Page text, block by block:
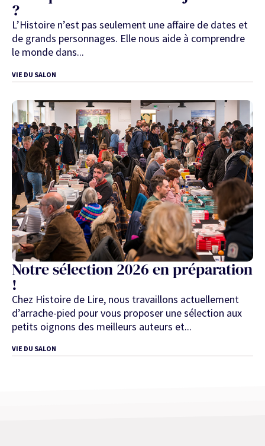
?
L’Histoire n’est pas seulement une affaire de dates et
de grands personnages. Elle nous aide à comprendre
le monde dans...
VIE DU SALON
Notre sélection 2026 en préparation
!
Chez Histoire de Lire, nous travaillons actuellement
d’arrache-pied pour vous proposer une sélection aux
petits oignons des meilleurs auteurs et...
VIE DU SALON